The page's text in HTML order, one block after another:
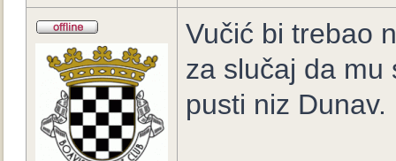
Vučić bi trebao
za slučaj da mu
pusti niz Dunav.